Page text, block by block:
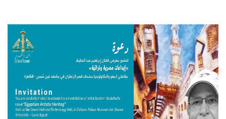
الطلاب
هيئة التدريس
الدراسات العليا